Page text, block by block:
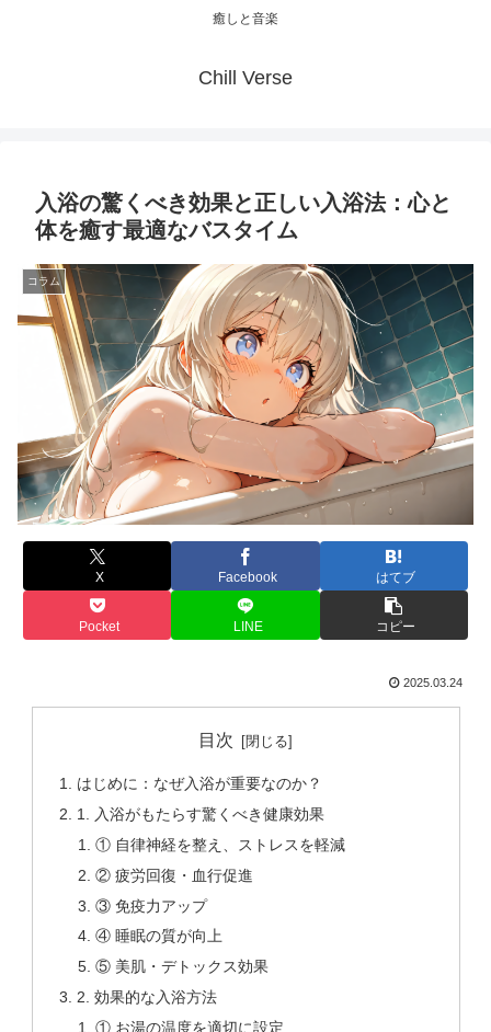
癒しと音楽
Chill Verse
入浴の驚くべき効果と正しい入浴法：心と
体を癒す最適なバスタイム
コラム
X Facebook はてブ
Pocket LINE コピー
2025.03.24
目次
はじめに：なぜ入浴が重要なのか？
1. 入浴がもたらす驚くべき健康効果
① 自律神経を整え、ストレスを軽減
② 疲労回復・血行促進
③ 免疫力アップ
④ 睡眠の質が向上
⑤ 美肌・デトックス効果
2. 効果的な入浴方法
① お湯の温度を適切に設定